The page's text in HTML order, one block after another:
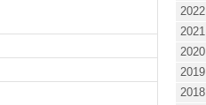
2022
2021
2020
2019
2018